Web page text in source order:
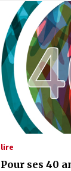
lire
Pour ses 40